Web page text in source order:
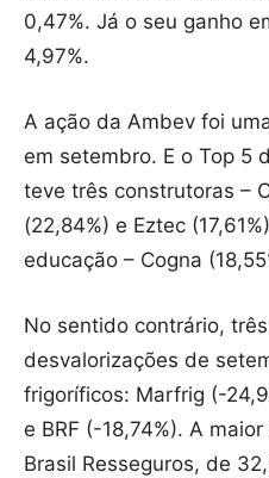
0,47%. Já o seu ganho
4,97%.
A ação da Ambev foi
em setembro. E o Top 5
teve três construtoras –
(22,84%) e Eztec
educação – Cogna
No sentido contrário,
desvalorizações de
frigoríficos: Marfrig (-
e BRF (-18,74%). A
Brasil Resseguros, de